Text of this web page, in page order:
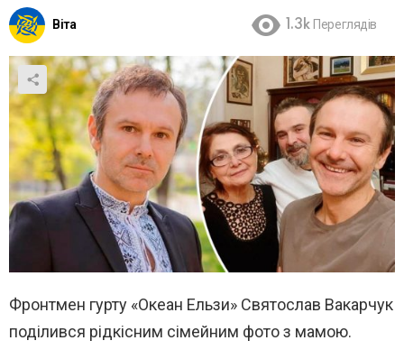
Віта 1.3k Переглядів
Фронтмен гурту «Океан Ельзи» Святослав Вакарчук
поділився рідкісним сімейним фото з мамою.